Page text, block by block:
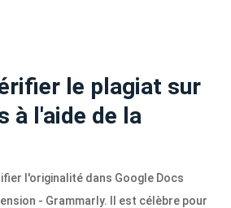
le plagiat sur
à l'aide de la
l'originalité dans Google Docs
- Grammarly. Il est célèbre pour